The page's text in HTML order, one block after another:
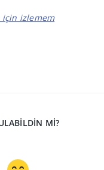
için izlemem
MI?